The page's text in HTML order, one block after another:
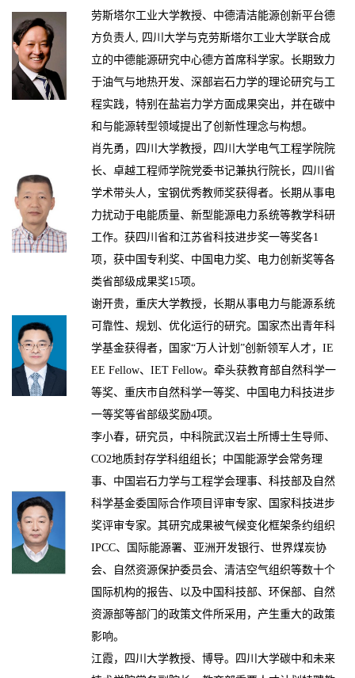
劳斯塔尔工业大学教授、中德清洁能源创新平台德
方负责人, 四川大学与克劳斯塔尔工业大学联合成
立的中德能源研究中心德方首席科学家。长期致力
于油气与地热开发、深部岩石力学的理论研究与工
程实践，特别在盐岩力学方面成果突出，并在碳中
和与能源转型领域提出了创新性理念与构想。
肖先勇，四川大学教授，四川大学电气工程学院院
长、卓越工程师学院党委书记兼执行院长，四川省
学术带头人，宝钢优秀教师奖获得者。长期从事电
力扰动于电能质量、新型能源电力系统等教学科研
工作。获四川省和江苏省科技进步奖一等奖各1
项，获中国专利奖、中国电力奖、电力创新奖等各
类省部级成果奖15项。
谢开贵，重庆大学教授，长期从事电力与能源系统
可靠性、规划、优化运行的研究。国家杰出青年科
学基金获得者，国家“万人计划”创新领军人才，IE
EE Fellow、IET Fellow。牵头获教育部自然科学一
等奖、重庆市自然科学一等奖、中国电力科技进步
一等奖等省部级奖励4项。
李小春，研究员，中科院武汉岩土所博士生导师、
CO2地质封存学科组组长；中国能源学会常务理
事、中国岩石力学与工程学会理事、科技部及自然
科学基金委国际合作项目评审专家、国家科技进步
奖评审专家。其研究成果被气候变化框架条约组织
IPCC、国际能源署、亚洲开发银行、世界煤炭协
会、自然资源保护委员会、清洁空气组织等数十个
国际机构的报告、以及中国科技部、环保部、自然
资源部等部门的政策文件所采用，产生重大的政策
影响。
江霞，四川大学教授、博导。
四川大学碳中和未来